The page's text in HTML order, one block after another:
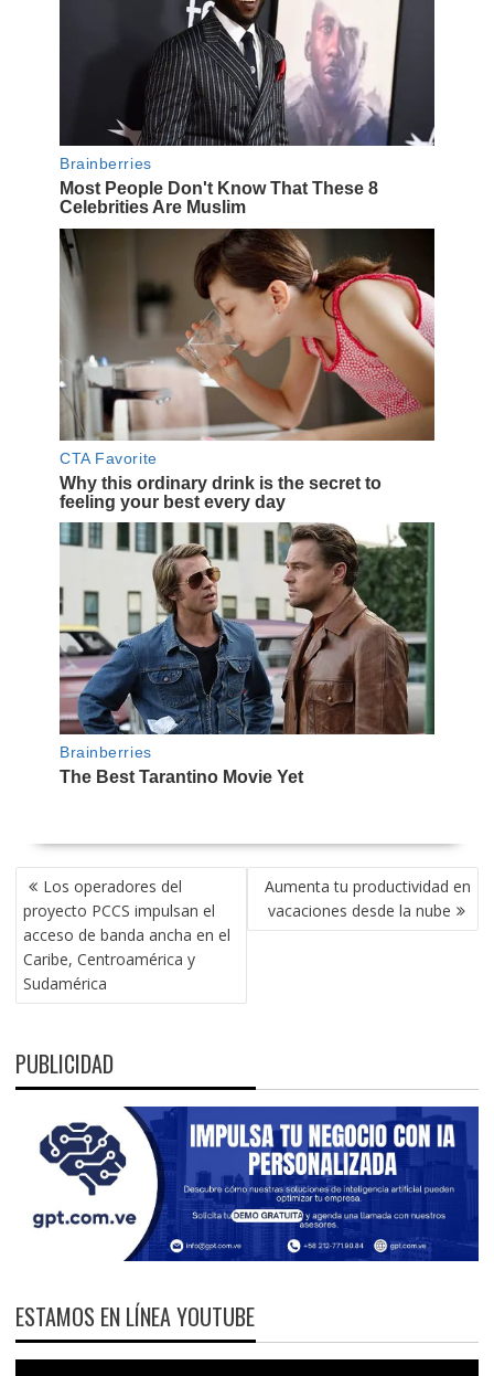
NAVEGACIÓN
DE
ENTRADAS
Los operadores del
proyecto PCCS impulsan el
acceso de banda ancha en el
Caribe, Centroamérica y
Sudamérica
Aumenta tu productividad en
vacaciones desde la nube
PUBLICIDAD
ESTAMOS EN LÍNEA YOUTUBE